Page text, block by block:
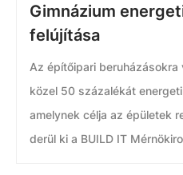
Gimnázium
felújítása
Az építőipari
közel 50 százalékát
amelynek célja az épületek
derül ki a BUILD IT